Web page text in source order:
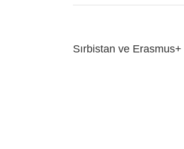
Sırbistan ve Erasmus+